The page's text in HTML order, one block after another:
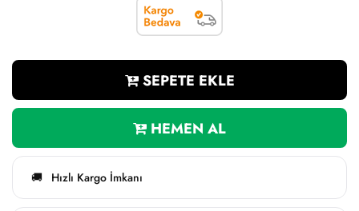
SEPETE EKLE
HEMEN AL
🚚 Hızlı Kargo İmkanı